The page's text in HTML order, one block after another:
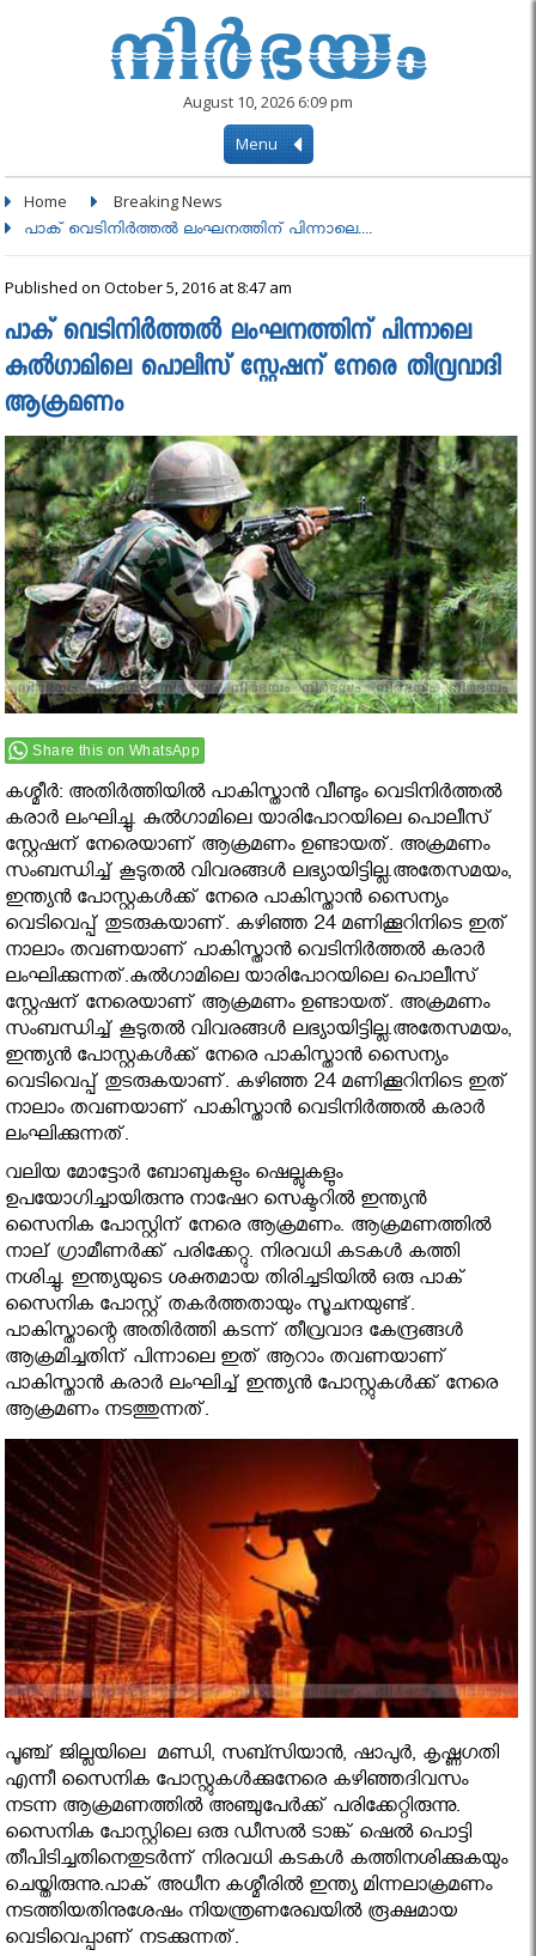
August 10, 2026 6:09 pm
Menu
Home Breaking News
പാക് വെടിനിര്‍ത്തല്‍ ലംഘനത്തിന് പിന്നാലെ....
Published on October 5, 2016 at 8:47 am
പാക് വെടിനിര്‍ത്തല്‍ ലംഘനത്തിന് പിന്നാലെ
കുല്‍ഗാമിലെ പൊലീസ് സ്റ്റേഷന് നേരെ തീവ്രവാദി
ആക്രമണം
Share this on WhatsApp
കശ്മീര്‍: അതിര്‍ത്തിയില്‍ പാകിസ്താന്‍ വീണ്ടും വെടിനിര്‍ത്തല്‍
കരാര്‍ ലംഘിച്ചു. കുല്‍ഗാമിലെ യാരിപോറയിലെ പൊലീസ്
സ്റ്റേഷന് നേരെയാണ് ആക്രമണം ഉണ്ടായത്. അക്രമണം
സംബന്ധിച്ച് കൂടുതല്‍ വിവരങ്ങള്‍ ലഭ്യായിട്ടില്ല.അതേസമയം,
ഇന്ത്യന്‍ പോസ്റ്റകള്‍ക്ക് നേരെ പാകിസ്താന്‍ സൈന്യം
വെടിവെപ്പ് തുടരുകയാണ്. കഴിഞ്ഞ 24 മണിക്കൂറിനിടെ ഇത്
നാലാം തവണയാണ് പാകിസ്താന്‍ വെടിനിര്‍ത്തല്‍ കരാര്‍
ലംഘിക്കുന്നത്.കുല്‍ഗാമിലെ യാരിപോറയിലെ പൊലീസ്
സ്റ്റേഷന് നേരെയാണ് ആക്രമണം ഉണ്ടായത്. അക്രമണം
സംബന്ധിച്ച് കൂടുതല്‍ വിവരങ്ങള്‍ ലഭ്യായിട്ടില്ല.അതേസമയം,
ഇന്ത്യന്‍ പോസ്റ്റകള്‍ക്ക് നേരെ പാകിസ്താന്‍ സൈന്യം
വെടിവെപ്പ് തുടരുകയാണ്. കഴിഞ്ഞ 24 മണിക്കൂറിനിടെ ഇത്
നാലാം തവണയാണ് പാകിസ്താന്‍ വെടിനിര്‍ത്തല്‍ കരാര്‍
ലംഘിക്കുന്നത്.
വലിയ മോട്ടോര്‍ ബോബുകളും ഷെല്ലുകളും
ഉപയോഗിച്ചായിരുന്നു നാഷേറ സെക്ടറില്‍ ഇന്ത്യന്‍
സൈനിക പോസ്റ്റിന് നേരെ ആക്രമണം. ആക്രമണത്തില്‍
നാല് ഗ്രാമീണര്‍ക്ക് പരിക്കേറ്റു. നിരവധി കടകള്‍ കത്തി
നശിച്ചു. ഇന്ത്യയുടെ ശക്തമായ തിരിച്ചടിയില്‍ ഒരു പാക്
സൈനിക പോസ്റ്റ് തകര്‍ത്തതായും സൂചനയുണ്ട്.
പാകിസ്താന്റെ അതിര്‍ത്തി കടന്ന് തീവ്രവാദ കേന്ദ്രങ്ങള്‍
ആക്രമിച്ചതിന് പിന്നാലെ ഇത് ആറാം തവണയാണ്
പാകിസ്താന്‍ കരാര്‍ ലംഘിച്ച് ഇന്ത്യന്‍ പോസ്റ്റുകള്‍ക്ക് നേരെ
ആക്രമണം നടത്തുന്നത്.
പൂഞ്ച് ജില്ലയിലെ മണ്ഡി, സബ്സിയാന്‍, ഷാപുര്‍, കൃഷ്ണഗതി
എന്നീ സൈനിക പോസ്റ്റുകള്‍ക്കുനേരെ കഴിഞ്ഞദിവസം
നടന്ന ആക്രമണത്തില്‍ അഞ്ചുപേര്‍ക്ക് പരിക്കേറ്റിരുന്നു.
സൈനിക പോസ്റ്റിലെ ഒരു ഡീസല്‍ ടാങ്ക് ഷെല്‍ പൊട്ടി
തീപിടിച്ചതിനെതുടര്‍ന്ന് നിരവധി കടകള്‍ കത്തിനശിക്കുകയും
ചെയ്തിരുന്നു.പാക് അധീന കശ്മീരില്‍ ഇന്ത്യ മിന്നലാക്രമണം
നടത്തിയതിനുശേഷം നിയന്ത്രണരേഖയില്‍ രൂക്ഷമായ
വെടിവെപ്പാണ് നടക്കുന്നത്.